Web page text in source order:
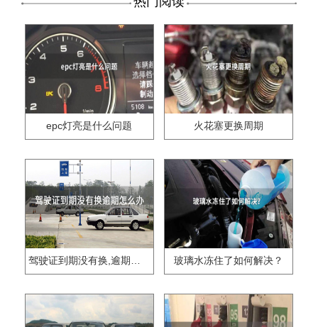
epc灯亮是什么问题 火花塞更换周期
驾驶证到期没有换,逾期怎么办?? 玻璃水冻住了如何解决？